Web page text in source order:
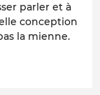
parler et à
conception
la mienne.